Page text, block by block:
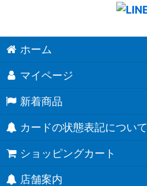
ホーム
マイページ
新着商品
カードの状態表記について
ショッピングカート
店舗案内